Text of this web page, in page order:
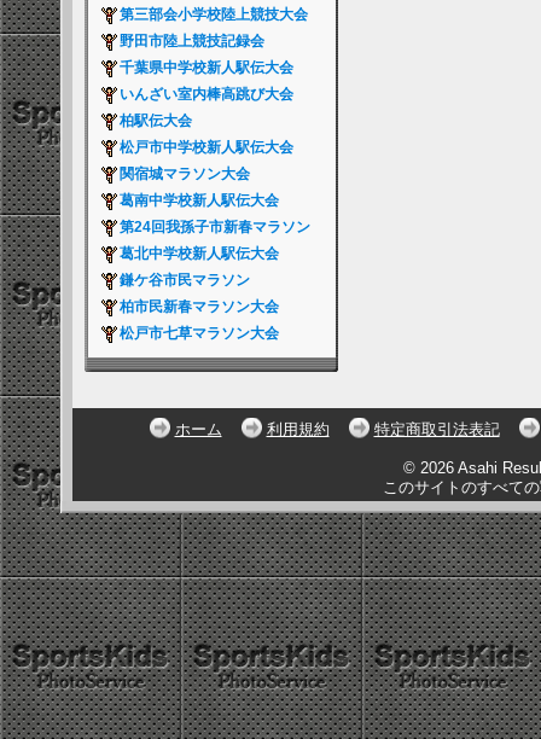
第三部会小学校陸上競技大会
野田市陸上競技記録会
千葉県中学校新人駅伝大会
いんざい室内棒高跳び大会
柏駅伝大会
松戸市中学校新人駅伝大会
関宿城マラソン大会
葛南中学校新人駅伝大会
第24回我孫子市新春マラソン
葛北中学校新人駅伝大会
鎌ケ谷市民マラソン
柏市民新春マラソン大会
松戸市七草マラソン大会
ホーム 利用規約 特定商取引法表記
© 2026 Asahi
このサイトのすべて